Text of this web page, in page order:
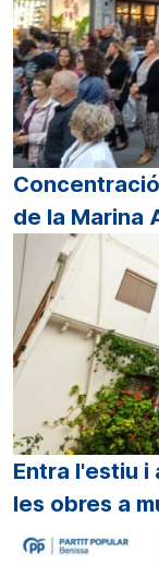
de la Marina
Entra l'estiu i
les obres a